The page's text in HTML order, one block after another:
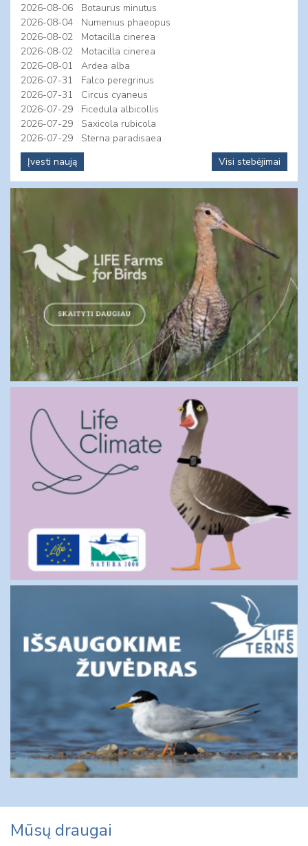
2026-08-06
Botaurus minutus
2026-08-04
Numenius phaeopus
2026-08-02
Motacilla cinerea
2026-08-02
Motacilla cinerea
2026-08-01
Ardea alba
2026-07-31
Falco peregrinus
2026-07-31
Circus cyaneus
2026-07-29
Ficedula albicollis
2026-07-29
Saxicola rubicola
2026-07-29
Sterna paradisaea
Įvesti naują
Visi stebėjimai
Mūsų draugai